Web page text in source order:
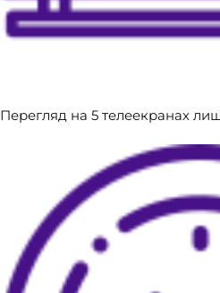
​Перегляд на 5 телеекранах